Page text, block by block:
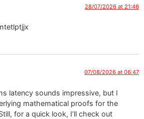
28/07/2026 at 21:46
07/08/2026 at 06:47
latency sounds impressive, but I
mathematical proofs for the
for a quick look, I’ll check out